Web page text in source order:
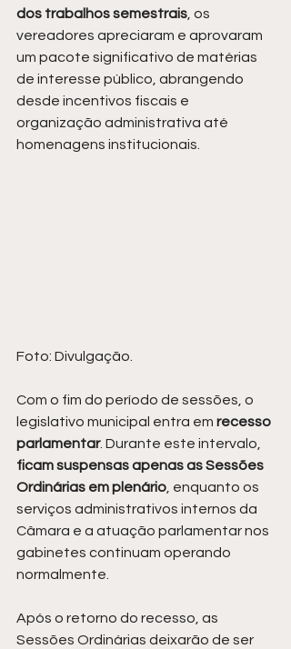
dos trabalhos semestrais , os
vereadores apreciaram e aprovaram
um pacote significativo de matérias
de interesse público, abrangendo
desde incentivos fiscais e
organização administrativa até
homenagens institucionais.
Foto: Divulgação.
Com o fim do período de sessões, o
legislativo municipal entra em recesso
parlamentar. Durante este intervalo,
ficam suspensas apenas as Sessões
Ordinárias em plenário, enquanto os
serviços administrativos internos da
Câmara e a atuação parlamentar nos
gabinetes continuam operando
normalmente.
Após o retorno do recesso, as
Sessões Ordinárias deixarão de ser